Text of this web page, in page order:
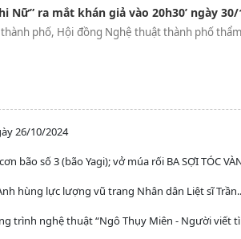
Nữ” ra mắt khán giả vào 20h30’ ngày
phố, Hội đồng Nghệ thuật thành phố
26/10/2024
bão số 3 (bão Yagi); vở múa rối BA SỢI TÓC
hùng lực lượng vũ trang Nhân dân Liệt sĩ
trình nghệ thuật “Ngô Thụy Miên - Người viết